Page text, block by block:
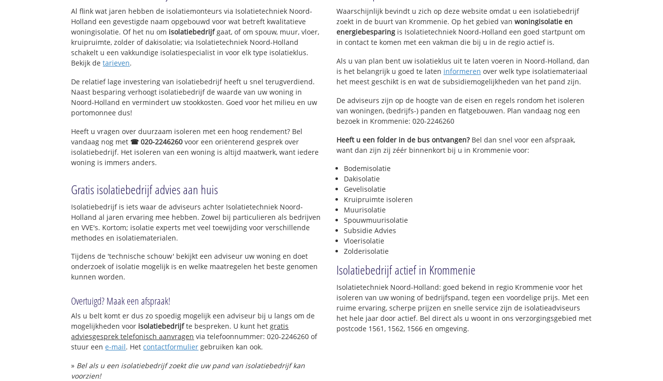
Snuiverbuurt
Rosariumbuurt
Krommeniedijk
Willis
Al flink wat jaren hebben de isolatiemonteurs via Isolatietechniek Noord-
Holland een gevestigde naam opgebouwd voor wat betreft kwalitatieve
woningisolatie. Of het nu om isolatiebedrijfgaat, of om spouw, muur, vloer,
kruipruimte, zolder of dakisolatie; via Isolatietechniek Noord-Holland
schakelt u een vakkundige isolatiespecialist in voor elk type isolatieklus.
Bekijk detarieven.
De relatief lage investering van isolatiebedrijf heeft u snel terugverdiend.
Naast besparing verhoogt isolatiebedrijf de waarde van uw woning in
Noord-Holland en vermindert uw stookkosten. Goed voor het milieu en uw
portomonnee dus!
Heeft u vragen over duurzaam isoleren met een hoog rendement? Bel
vandaag nog met ☎ 020-2246260 voor een oriënterend gesprek over
isolatiebedrijf. Het isoleren van een woning is altijd maatwerk, want iedere
woning is immers anders.
Gratis isolatiebedrijf advies aan huis
Isolatiebedrijf is iets waar de adviseurs achter Isolatietechniek Noord-
Holland al jaren ervaring mee hebben. Zowel bij particulieren als bedrijven
en VVE's. Kortom; isolatie experts met veel toewijding voor verschillende
methodes en isolatiematerialen.
Tijdens de 'technische schouw' bekijkt een adviseur uw woning en doet
onderzoek of isolatie mogelijk is en welke maatregelen het beste genomen
kunnen worden.
Overtuigd? Maak een afspraak!
Als u belt komt er dus zo spoedig mogelijk een adviseur bij u langs om de
mogelijkheden voor isolatiebedrijfte bespreken. U kunt hetgratis
adviesgesprek telefonisch aanvragen via telefoonnummer: 020-2246260 of
stuur eene-mail. Hetcontactformulier gebruiken kan ook.
» Bel als u een isolatiebedrijf zoekt die uw pand van isolatiebedrijf kan
voorzien!
Waarschijnlijk bevindt u zich op deze website omdat u een isolatiebedrijf
zoekt in de buurt van Krommenie. Op het gebied van woningisolatie en
energiebesparing is Isolatietechniek Noord-Holland een goed startpunt om
in contact te komen met een vakman die bij u in de regio actief is.
Als u van plan bent uw isolatieklus uit te laten voeren in Noord-Holland, dan
is het belangrijk u goed te laten informeren over welk type isolatiemateriaal
het meest geschikt is en wat de subsidiemogelijkheden van het pand zijn.
De adviseurs zijn op de hoogte van de eisen en regels rondom het isoleren
van woningen, (bedrijfs-) panden en flatgebouwen. Plan vandaag nog een
bezoek in Krommenie: 020-2246260
Heeft u een folder in de bus ontvangen?Bel dan snel voor een afspraak,
want dan zijn zij zéér binnenkort bij u in Krommenie voor:
Bodemisolatie
Dakisolatie
Gevelisolatie
Kruipruimte isoleren
Muurisolatie
Spouwmuurisolatie
Subsidie Advies
Vloerisolatie
Zolderisolatie
Isolatiebedrijf actief in Krommenie
Isolatietechniek Noord-Holland: goed bekend in regio Krommenie voor het
isoleren van uw woning of bedrijfspand, tegen een voordelige prijs. Met een
ruime ervaring, scherpe prijzen en snelle service zijn de isolatieadviseurs
het hele jaar door actief. Bel direct als u woont in ons verzorgingsgebied met
postcode 1561, 1562, 1566 en omgeving.